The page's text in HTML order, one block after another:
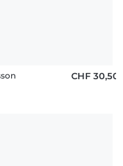
CHF 30,50